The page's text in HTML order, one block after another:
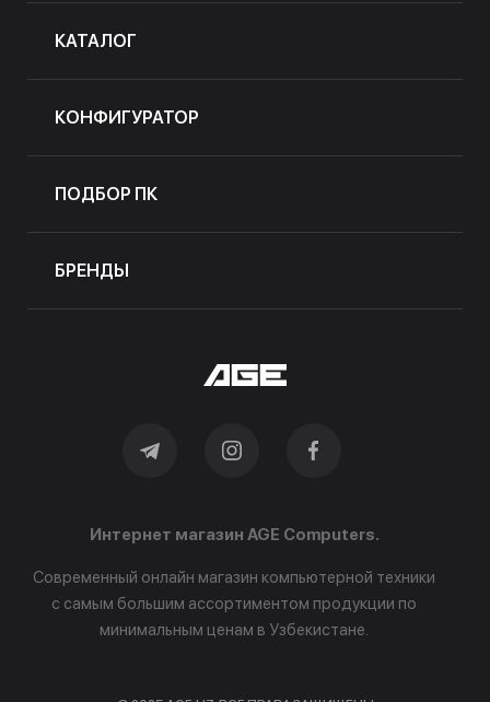
КАТАЛОГ
КОНФИГУРАТОР
ПОДБОР ПК
БРЕНДЫ
Интернет магазин AGE Computers.
Современный онлайн магазин компьютерной техники
с самым большим ассортиментом продукции по
минимальным ценам в Узбекистане.